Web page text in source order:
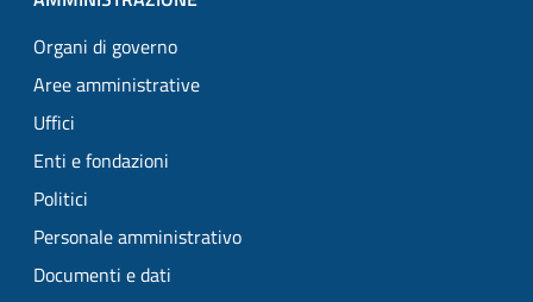
Organi di governo
Aree amministrative
Uffici
Enti e fondazioni
Politici
Personale amministrativo
Documenti e dati